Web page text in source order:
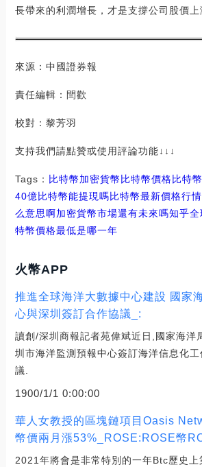
長帶來的利潤增長，才是支撐公司股價上
來源：中國證券報
責任編輯：閆歡
校對：黎芳羽
支持我們請點贊或使用評論功能↓↓↓
Tags： 比特幣加密貨幣 比特幣價格比特
40億比特幣能提現嗎比特幣最新價格行
么意思啊加密貨幣市場還有未來嗎知乎全
特幣價格最低是哪一年
火幣APP
推進全球海洋大數據中心建設 國家
心與深圳簽訂合作協議_:
讀創/深圳商報記者苑偉斌近日,國家海洋
圳市海洋監測預報中心簽訂海洋信息化
議.
1900/1/1 0:00:00
華人女教授的區塊鏈項目Oasis
幣價兩月漲53%_ROSE:ROSE幣
2021年將會是非常特別的一年Btc歷史